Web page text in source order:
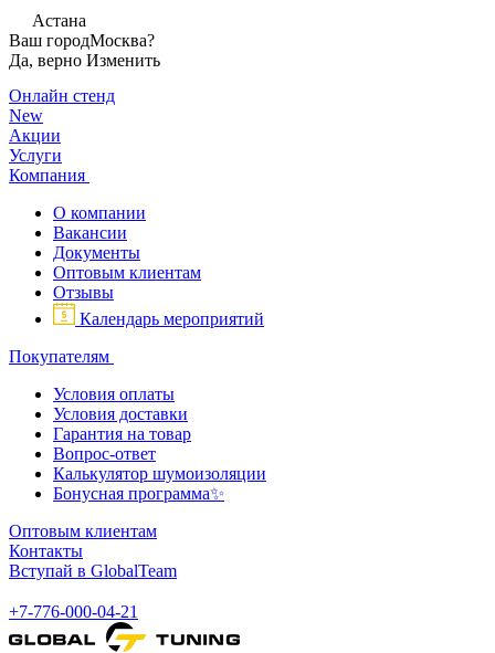
Астана
Ваш городМосква?
Да, верно Изменить
Онлайн стенд
New
Акции
Услуги
Компания
О компании
Вакансии
Документы
Оптовым клиентам
Отзывы
Календарь мероприятий
Покупателям
Условия оплаты
Условия доставки
Гарантия на товар
Вопрос-ответ
Калькулятор шумоизоляции
Бонусная программа✨
Оптовым клиентам
Контакты
Вступай в GlobalTeam
+7-776-000-04-21